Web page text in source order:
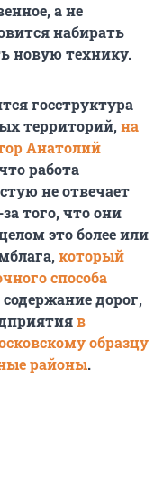
а не
набирать
новую технику.
госструктура
территорий,на
Анатолий
работа
не отвечает
того, что они
это более или
который
способа
дорог,
в
образцу
районы.